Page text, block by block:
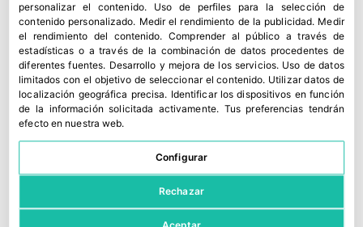
22 julio, 2026
personalizar el contenido. Uso de perfiles para la selección de
contenido personalizado. Medir el rendimiento de la publicidad. Medir
el rendimiento del contenido.Comprender al público a través de
estadísticas o a través de la combinación de datos procedentes de
diferentes fuentes. Desarrollo y mejora de los servicios. Uso de datos
limitados con el objetivo de seleccionar el contenido. Utilizar datos de
localización geográfica precisa. Identificar los dispositivos en función
de la información solicitada activamente. Tus preferencias tendrán
efecto en nuestra web.
Configurar
Rechazar